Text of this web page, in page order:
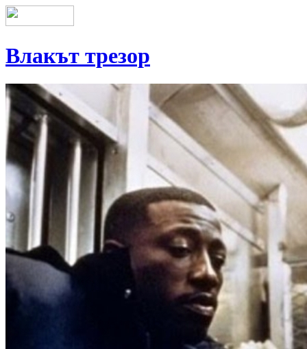
Влакът трезор